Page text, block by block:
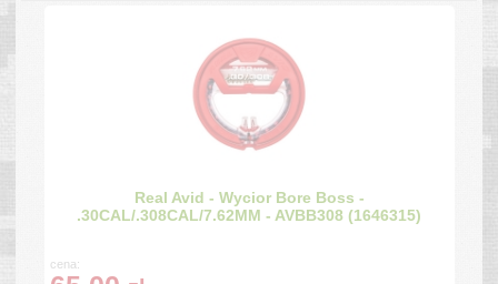
Real Avid - Wycior Bore Boss -
.30CAL/.308CAL/7.62MM - AVBB308 (1646315)
cena: